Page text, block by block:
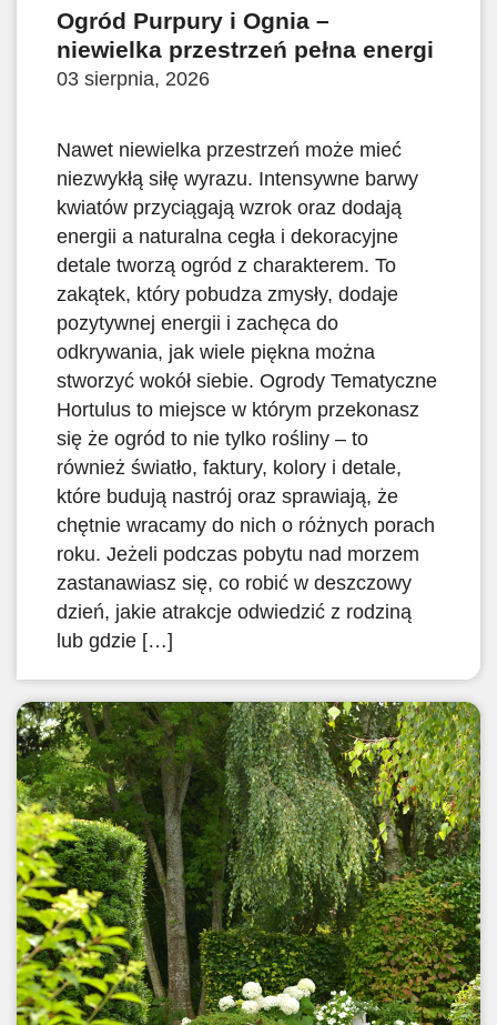
Ogród Purpury i Ognia –
niewielka przestrzeń pełna energi
03 sierpnia, 2026
Nawet niewielka przestrzeń może mieć
niezwykłą siłę wyrazu. Intensywne barwy
kwiatów przyciągają wzrok oraz dodają
energii a naturalna cegła i dekoracyjne
detale tworzą ogród z charakterem. To
zakątek, który pobudza zmysły, dodaje
pozytywnej energii i zachęca do
odkrywania, jak wiele piękna można
stworzyć wokół siebie. Ogrody Tematyczne
Hortulus to miejsce w którym przekonasz
się że ogród to nie tylko rośliny – to
również światło, faktury, kolory i detale,
które budują nastrój oraz sprawiają, że
chętnie wracamy do nich o różnych porach
roku. Jeżeli podczas pobytu nad morzem
zastanawiasz się, co robić w deszczowy
dzień, jakie atrakcje odwiedzić z rodziną
lub gdzie […]